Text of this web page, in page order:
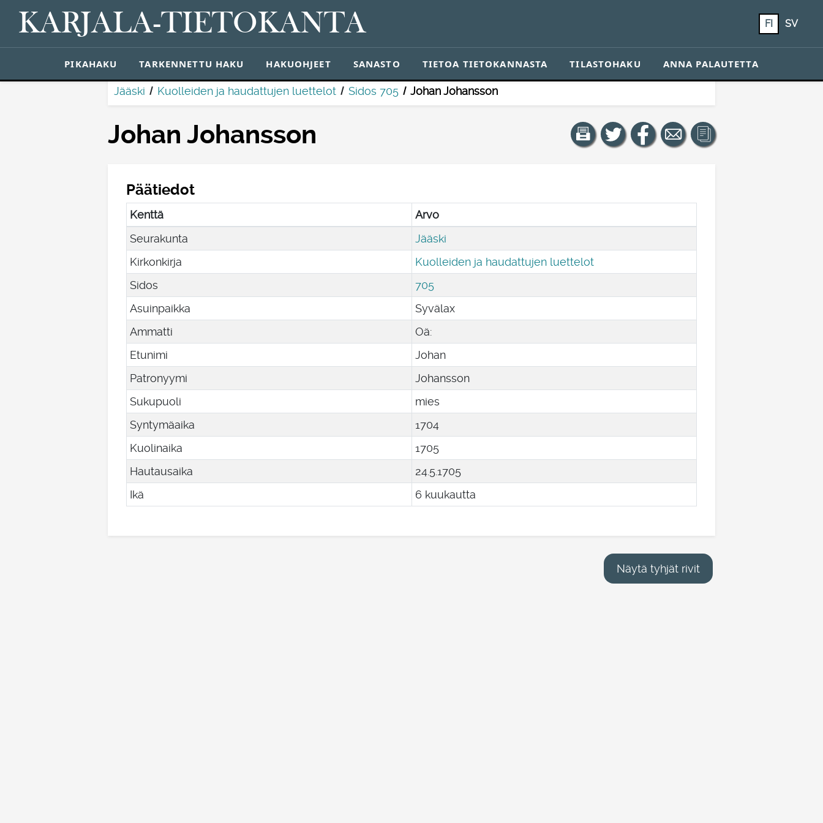
KARJALA-TIETOKANTA FI SV
PIKAHAKU TARKENNETTU HAKU HAKUOHJEET SANASTO TIETOA TIETOKANNASTA TILASTOHAKU ANNA PALAUTETTA
Jääski Kuolleiden ja haudattujen luettelot Sidos 705 Johan Johansson
Johan Johansson
Päätiedot
Kenttä
Arvo
Seurakunta
Jääski
Kirkonkirja
Kuolleiden ja haudattujen luettelot
Sidos
705
Asuinpaikka
Syvälax
Ammatti
Oä:
Etunimi
Johan
Patronyymi
Johansson
Sukupuoli
mies
Syntymäaika
1704
Kuolinaika
1705
Hautausaika
245.1705
Ikä
6 kuukautta
Näytä tyhjät rivit